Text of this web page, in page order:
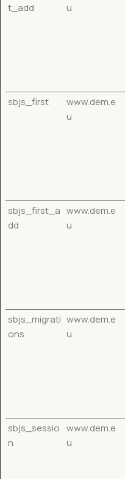
t_add
u
sbjs_first
www.dem.e
u
sbjs_first_a
dd
www.dem.e
u
sbjs_migrati
ons
www.dem.e
u
sbjs_sessio
n
www.dem.e
u